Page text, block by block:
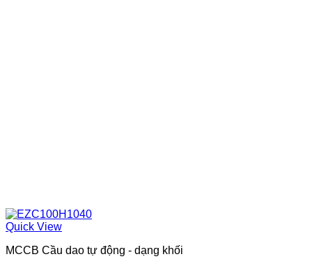
Quick View
MCCB Cầu dao tự động - dạng khối